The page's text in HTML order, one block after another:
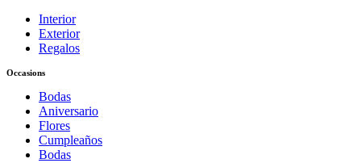
Interior
Exterior
Regalos
Occasions
Bodas
Aniversario
Flores
Cumpleaños
Bodas